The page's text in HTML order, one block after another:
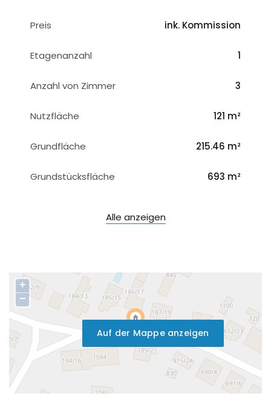
Preis ink. Kommission
Etagenanzahl 1
Anzahl von Zimmer 3
Nutzfläche 121 m²
Grundfläche 215.46 m²
Grundstücksfläche 693 m²
Alle anzeigen
Auf der Mappe anzeigen
+
−